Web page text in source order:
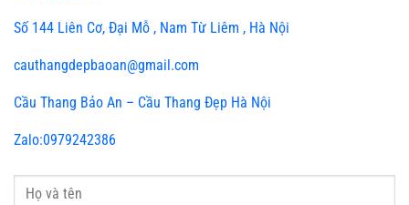
Số 144 Liên Cơ, Đại Mỗ , Nam Từ Liêm , Hà Nội
cauthangdepbaoan@gmail.com
Cầu Thang Bảo An – Cầu Thang Đẹp Hà Nội
Zalo:0979242386